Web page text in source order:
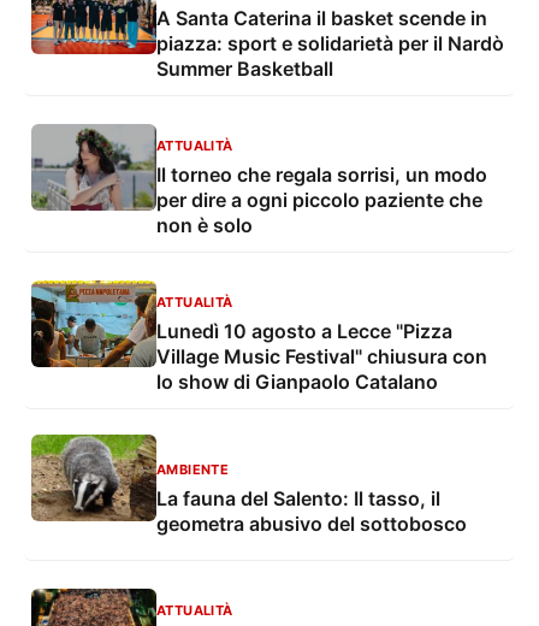
A Santa Caterina il basket scende in
piazza: sport e solidarietà per il Nardò
Summer Basketball
ATTUALITÀ
Il torneo che regala sorrisi, un modo
per dire a ogni piccolo paziente che
non è solo
ATTUALITÀ
Lunedì 10 agosto a Lecce "Pizza
Village Music Festival" chiusura con
lo show di Gianpaolo Catalano
AMBIENTE
La fauna del Salento: Il tasso, il
geometra abusivo del sottobosco
ATTUALITÀ